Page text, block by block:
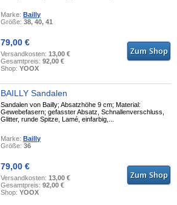
Marke: Bailly
Größe:38, 40, 41
79,00 €
Versandkosten:13,00 €
Gesamtpreis:92,00 €
Shop:YOOX
BAILLY Sandalen
Sandalen von Bailly; Absatzhöhe 9 cm; Material:
Gewebefasern; gefasster Absatz, Schnallenverschluss,
Glitter, runde Spitze, Lamé, einfarbig,...
Marke: Bailly
Größe:36
79,00 €
Versandkosten:13,00 €
Gesamtpreis:92,00 €
Shop:YOOX